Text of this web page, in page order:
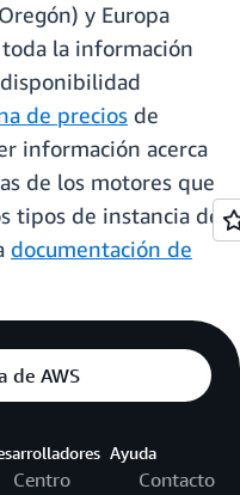
y Europa
la información
de precios de
información acerca
de los motores que
tipos de instancia de
documentación de
de AWS
Centro
Ayuda
Contacto